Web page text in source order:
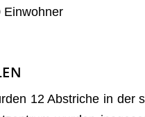
Einwohner
12 Abstri­che in der